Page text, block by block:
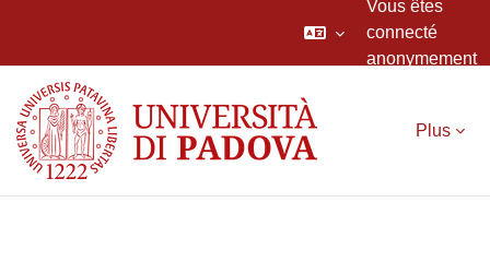
Vous êtes
connecté
anonymement
Plus